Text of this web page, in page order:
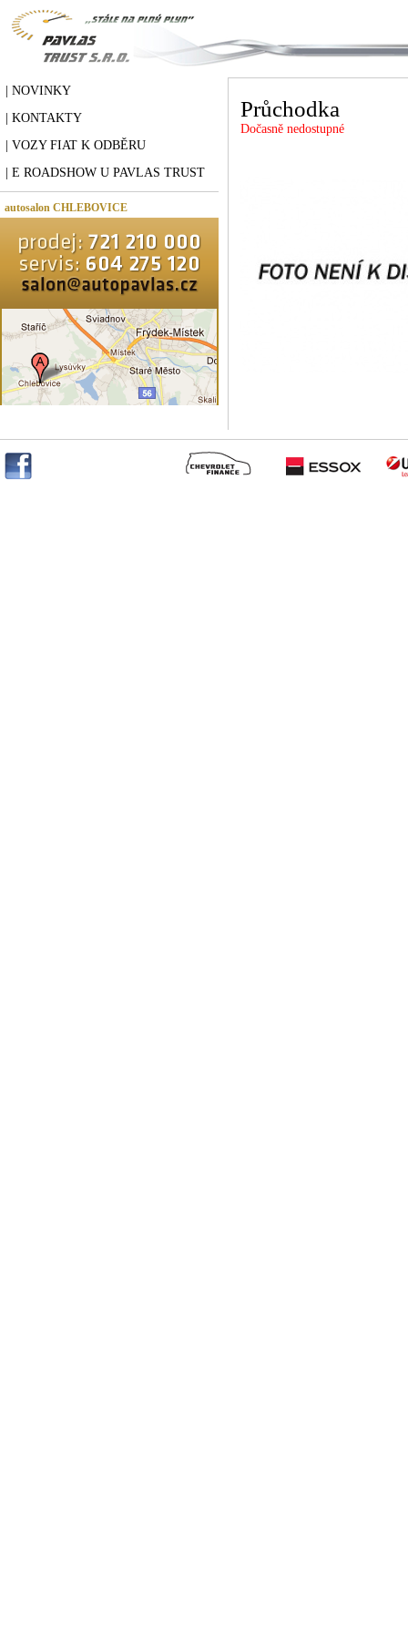
| NOVINKY
| KONTAKTY
| VOZY FIAT K ODBĚRU
| E ROADSHOW U PAVLAS TRUST
autosalon CHLEBOVICE
Průchodka
Dočasně nedostupné